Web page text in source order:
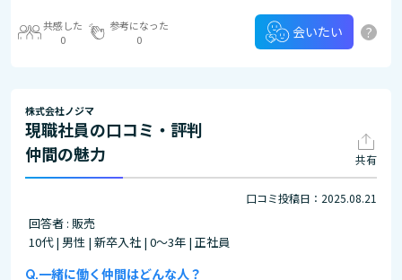
共感した
0
参考になった
0
会いたい ?
株式会社ノジマ
現職社員の口コミ・評判
仲間の魅力
共有
口コミ投稿日：2025.08.21
回答者 : 販売
10代 | 男性 | 新卒入社 | 0～3年 | 正社員
一緒に働く仲間はどんな人？